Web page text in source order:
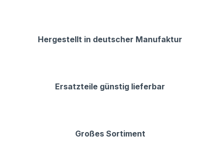
Hergestellt in deutscher Manufaktur
Ersatzteile günstig lieferbar
Großes Sortiment